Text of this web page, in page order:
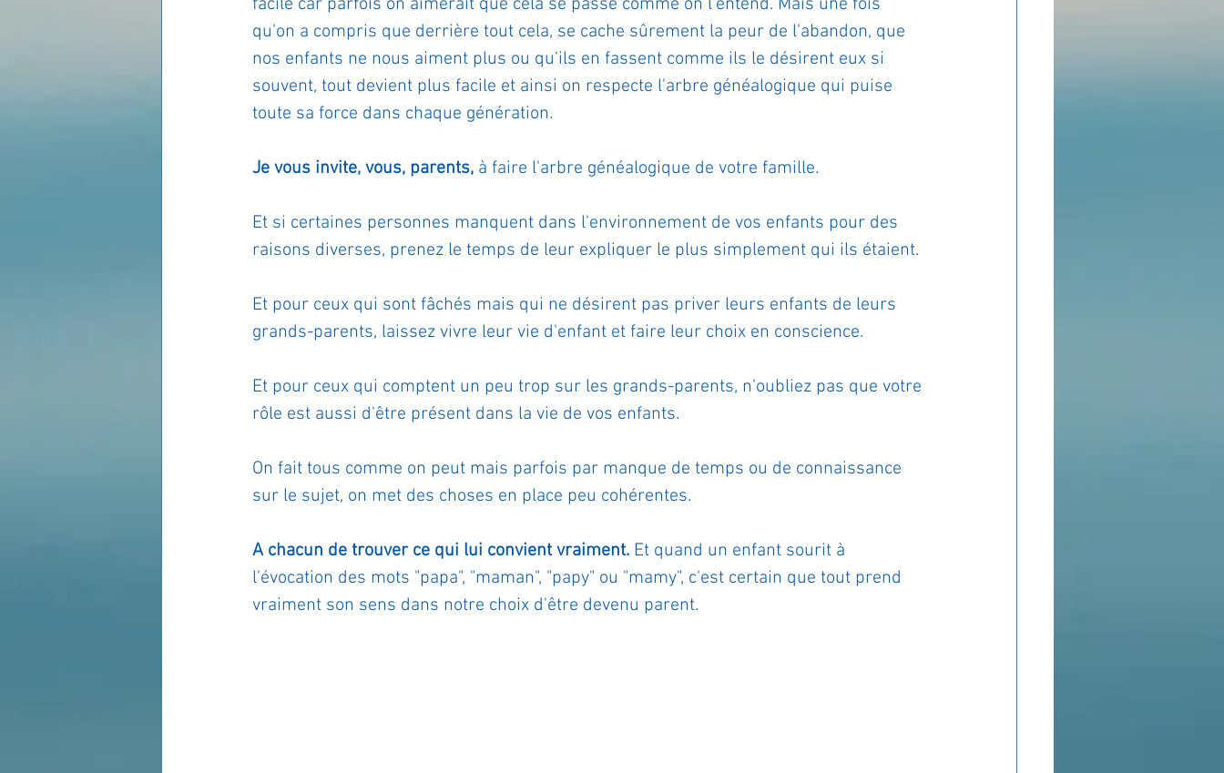
facile car parfois on aimerait que cela se passe comme on l'entend. Mais une fois
qu'on a compris que derrière tout cela, se cache sûrement la peur de l'abandon, que
nos enfants ne nous aiment plus ou qu'ils en fassent comme ils le désirent eux si
souvent, tout devient plus facile et ainsi on respecte l'arbre généalogique qui puise
toute sa force dans chaque génération.
Je vous invite, vous, parents, à faire l'arbre généalogique de votre famille.
Et si certaines personnes manquent dans l'environnement de vos enfants pour des
raisons diverses, prenez le temps de leur expliquer le plus simplement qui ils étaient.
Et pour ceux qui sont fâchés mais qui ne désirent pas priver leurs enfants de leurs
grands-parents, laissez vivre leur vie d'enfant et faire leur choix en conscience.
Et pour ceux qui comptent un peu trop sur les grands-parents, n'oubliez pas que votre
rôle est aussi d'être présent dans la vie de vos enfants.
On fait tous comme on peut mais parfois par manque de temps ou de connaissance
sur le sujet, on met des choses en place peu cohérentes.
A chacun de trouver ce qui lui convient vraiment. Et quand un enfant sourit à
l'évocation des mots "papa", "maman", "papy" ou "mamy", c'est certain que tout prend
vraiment son sens dans notre choix d'être devenu parent.